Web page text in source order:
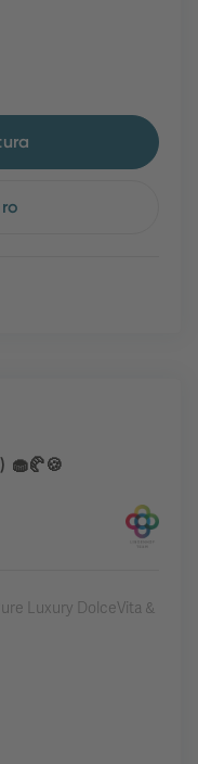
🧁🥐🍪
Luxury DolceVita &